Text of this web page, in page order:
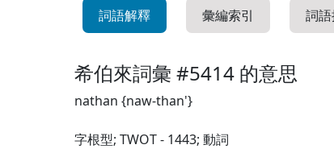
詞語解釋 彙編索引 詞
希伯來詞彙 #5414 的意思
nathan {naw-than'}
字根型; TWOT - 1443; 動詞